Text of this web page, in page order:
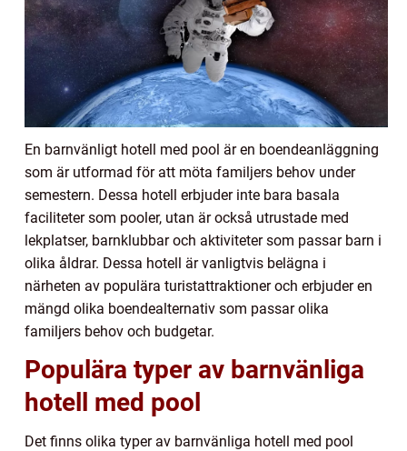
En barnvänligt hotell med pool är en boendeanläggning
som är utformad för att möta familjers behov under
semestern. Dessa hotell erbjuder inte bara basala
faciliteter som pooler, utan är också utrustade med
lekplatser, barnklubbar och aktiviteter som passar barn i
olika åldrar. Dessa hotell är vanligtvis belägna i
närheten av populära turistattraktioner och erbjuder en
mängd olika boendealternativ som passar olika
familjers behov och budgetar.
Populära typer av barnvänliga
hotell med pool
Det finns olika typer av barnvänliga hotell med pool